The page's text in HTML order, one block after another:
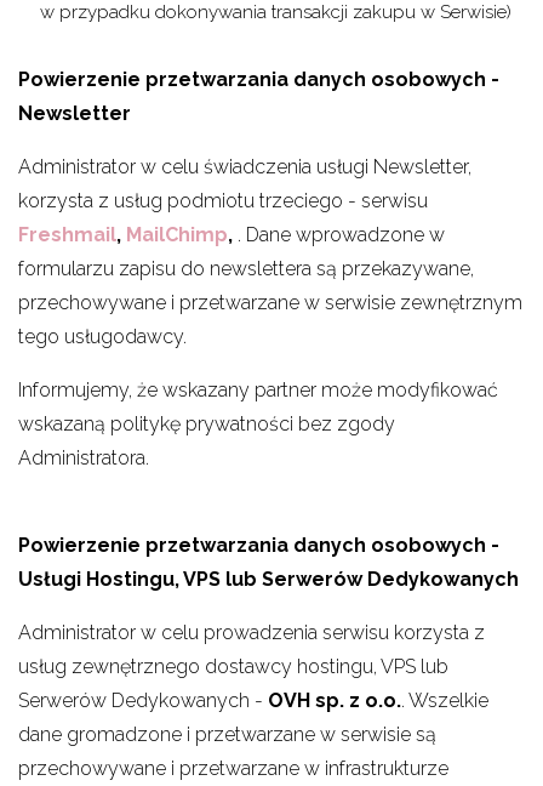
w przypadku dokonywania transakcji zakupu w Serwisie)
Powierzenie przetwarzania danych osobowych -
Newsletter
Administrator w celu świadczenia usługi Newsletter,
korzysta z usług podmiotu trzeciego - serwisu
Freshmail, MailChimp, . Dane wprowadzone w
formularzu zapisu do newslettera są przekazywane,
przechowywane i przetwarzane w serwisie zewnętrznym
tego usługodawcy.
Informujemy, że wskazany partner może modyfikować
wskazaną politykę prywatności bez zgody
Administratora.
Powierzenie przetwarzania danych osobowych -
Usługi Hostingu, VPS lub Serwerów Dedykowanych
Administrator w celu prowadzenia serwisu korzysta z
usług zewnętrznego dostawcy hostingu, VPS lub
Serwerów Dedykowanych - OVH sp. z o.o.. Wszelkie
dane gromadzone i przetwarzane w serwisie są
przechowywane i przetwarzane w infrastrukturze